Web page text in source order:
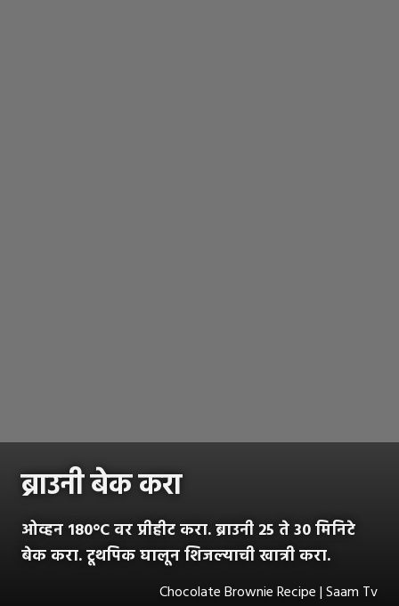
ब्राउनी बेक करा
ओव्हन 180°C वर प्रीहीट करा. ब्राउनी 25 ते 30 मिनिटे
बेक करा. टूथपिक घालून शिजल्याची खात्री करा.
Chocolate Brownie Recipe | Saam Tv